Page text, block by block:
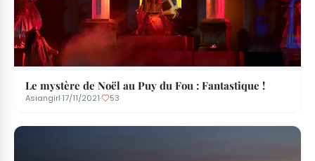
Le mystère de Noël au Puy du Fou : Fantastique !
Asiangirl·17/11/2021· 53